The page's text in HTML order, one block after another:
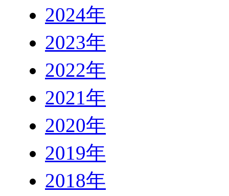
2024年
2023年
2022年
2021年
2020年
2019年
2018年